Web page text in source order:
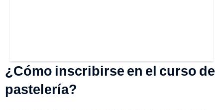
¿Cómo inscribirse en el curso de
pastelería?